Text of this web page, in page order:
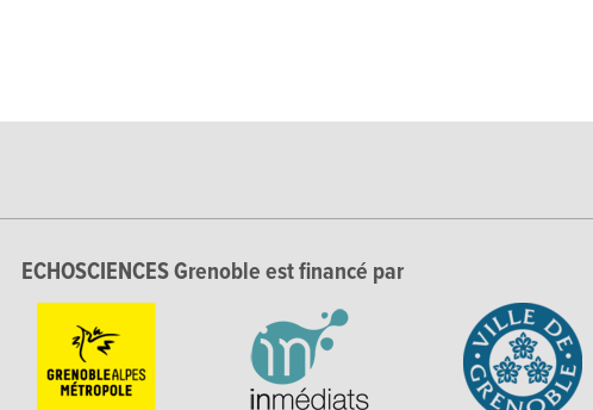
ECHOSCIENCES Grenoble est financé par